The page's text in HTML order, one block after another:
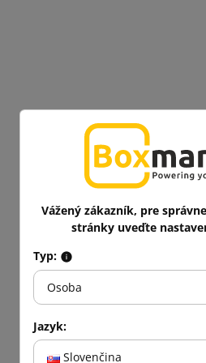
Vážený zákazník, pre
stránky uveďte
Typ:
Osoba
Jazyk:
Slovenčina